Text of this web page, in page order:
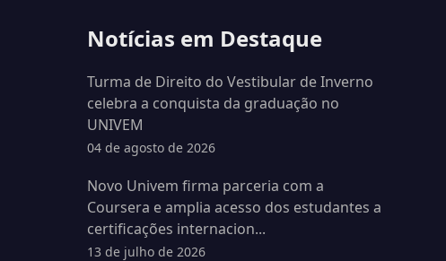
Notícias em Destaque
Turma de Direito do Vestibular de Inverno
celebra a conquista da graduação no
UNIVEM
04 de agosto de 2026
Novo Univem firma parceria com a
Coursera e amplia acesso dos estudantes a
certificações internacion...
13 de julho de 2026